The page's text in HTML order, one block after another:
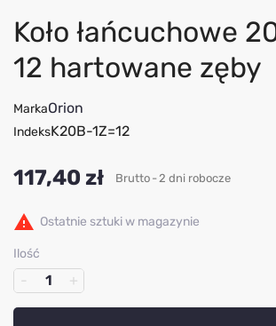
Kontakt
Koło łańcuchowe
12 hartowane zęby
MarkaOrion
IndeksK20B-1Z=12
117,40 zł Brutto 2 dni robocze
 Ostatnie sztuki w magazynie
Ilość